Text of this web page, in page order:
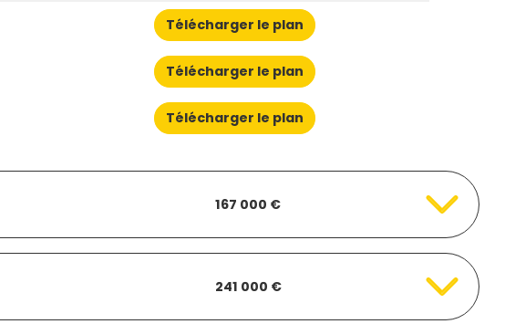
Télécharger le plan
Télécharger le plan
Télécharger le plan
167 000 €
241 000 €